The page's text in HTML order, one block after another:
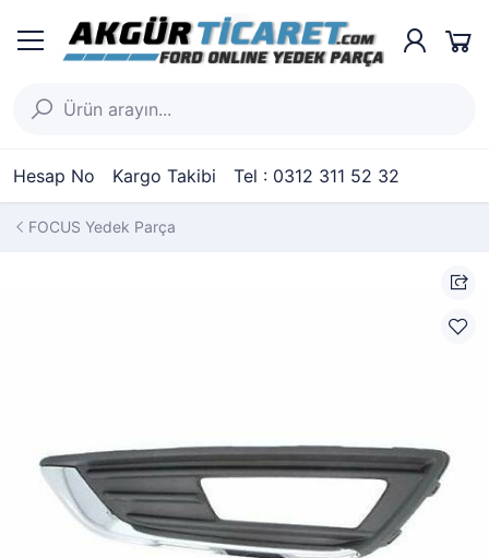
Hesap No Kargo Takibi Tel : 0312 311 52 32
FOCUS Yedek Parça